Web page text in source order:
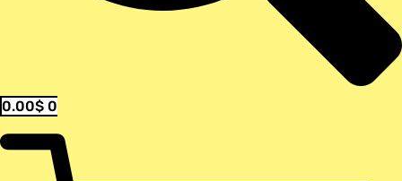
0.00$ 0